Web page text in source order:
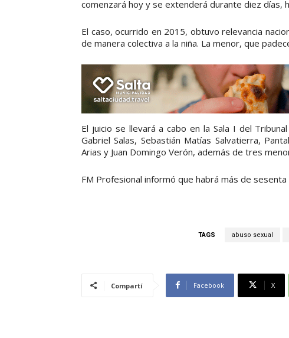
comenzará hoy y se extenderá durante diez días,
El caso, ocurrido en 2015, obtuvo relevancia
de manera colectiva a la niña. La menor, que
El juicio se llevará a cabo en la Sala I del
Gabriel Salas, Sebastián Matías Salvatierra,
Arias y Juan Domingo Verón, además de tres
FM Profesional informó que habrá más de
TAGS abuso sexual
Compartí Facebook X